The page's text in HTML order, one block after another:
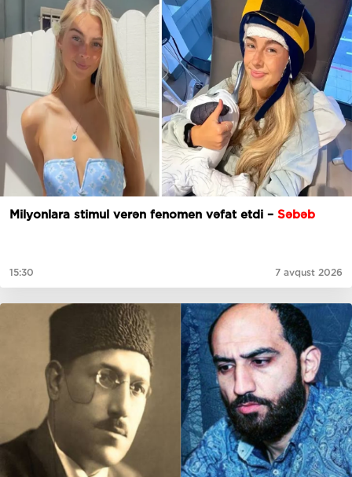
Milyonlara stimul verən fenomen vəfat etdi – Səbəb
15:30 7 avqust 2026